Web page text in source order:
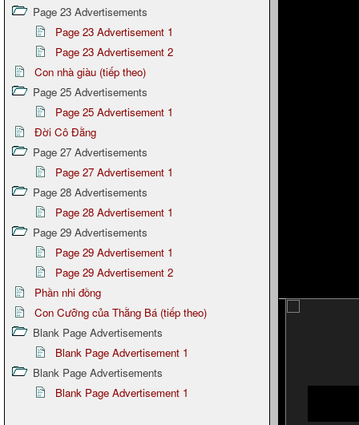
Page 23 Advertisements
Page 23 Advertisement 1
Page 23 Advertisement 2
Con nhà giàu (tiếp theo)
Page 25 Advertisements
Page 25 Advertisement 1
Đời Cô Đằng
Page 27 Advertisements
Page 27 Advertisement 1
Page 28 Advertisements
Page 28 Advertisement 1
Page 29 Advertisements
Page 29 Advertisement 1
Page 29 Advertisement 2
Phần nhi đồng
Con Cưỡng của Thằng Bá (tiếp theo)
Blank Page Advertisements
Blank Page Advertisement 1
Blank Page Advertisements
Blank Page Advertisement 1